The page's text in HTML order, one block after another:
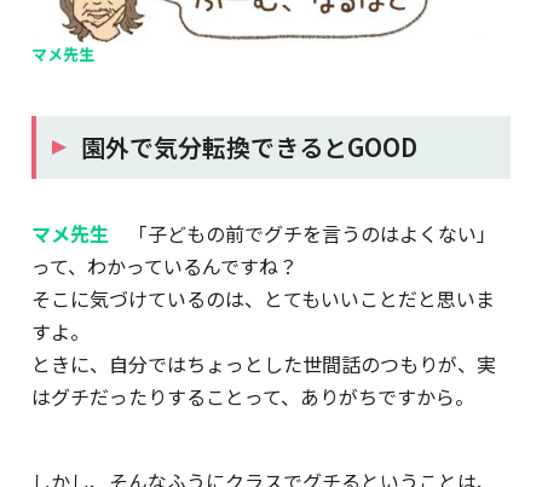
マメ先生
園外で気分転換できるとGOOD
マメ先生 「子どもの前でグチを言うのはよくない」
って、わかっているんですね？
そこに気づけているのは、とてもいいことだと思いま
すよ。
ときに、自分ではちょっとした世間話のつもりが、実
はグチだったりすることって、ありがちですから。